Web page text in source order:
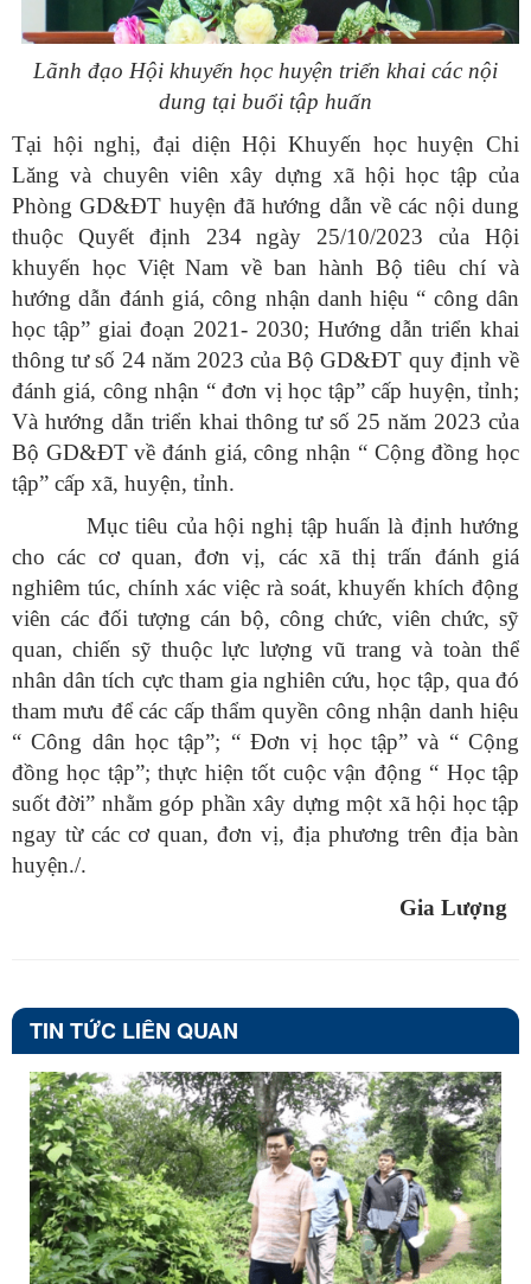
Lãnh đạo Hội khuyến học huyện triển khai các nội
dung tại buổi tập huấn
Tại hội nghị, đại diện Hội Khuyến học huyện Chi
Lăng và chuyên viên xây dựng xã hội học tập của
Phòng GD&ĐT huyện đã hướng dẫn về các nội dung
thuộc Quyết định 234 ngày 25/10/2023 của Hội
khuyến học Việt Nam về ban hành Bộ tiêu chí và
hướng dẫn đánh giá, công nhận danh hiệu “ công dân
học tập” giai đoạn 2021- 2030; Hướng dẫn triển khai
thông tư số 24 năm 2023 của Bộ GD&ĐT quy định về
đánh giá, công nhận “ đơn vị học tập” cấp huyện, tỉnh;
Và hướng dẫn triển khai thông tư số 25 năm 2023 của
Bộ GD&ĐT về đánh giá, công nhận “ Cộng đồng học
tập” cấp xã, huyện, tỉnh.
Mục tiêu của hội nghị tập huấn là định hướng
cho các cơ quan, đơn vị, các xã thị trấn đánh giá
nghiêm túc, chính xác việc rà soát, khuyến khích động
viên các đối tượng cán bộ, công chức, viên chức, sỹ
quan, chiến sỹ thuộc lực lượng vũ trang và toàn thể
nhân dân tích cực tham gia nghiên cứu, học tập, qua đó
tham mưu để các cấp thẩm quyền công nhận danh hiệu
“ Công dân học tập”; “ Đơn vị học tập” và “ Cộng
đồng học tập”; thực hiện tốt cuộc vận động “ Học tập
suốt đời” nhằm góp phần xây dựng một xã hội học tập
ngay từ các cơ quan, đơn vị, địa phương trên địa bàn
huyện./.
Gia Lượng
TIN TỨC LIÊN QUAN